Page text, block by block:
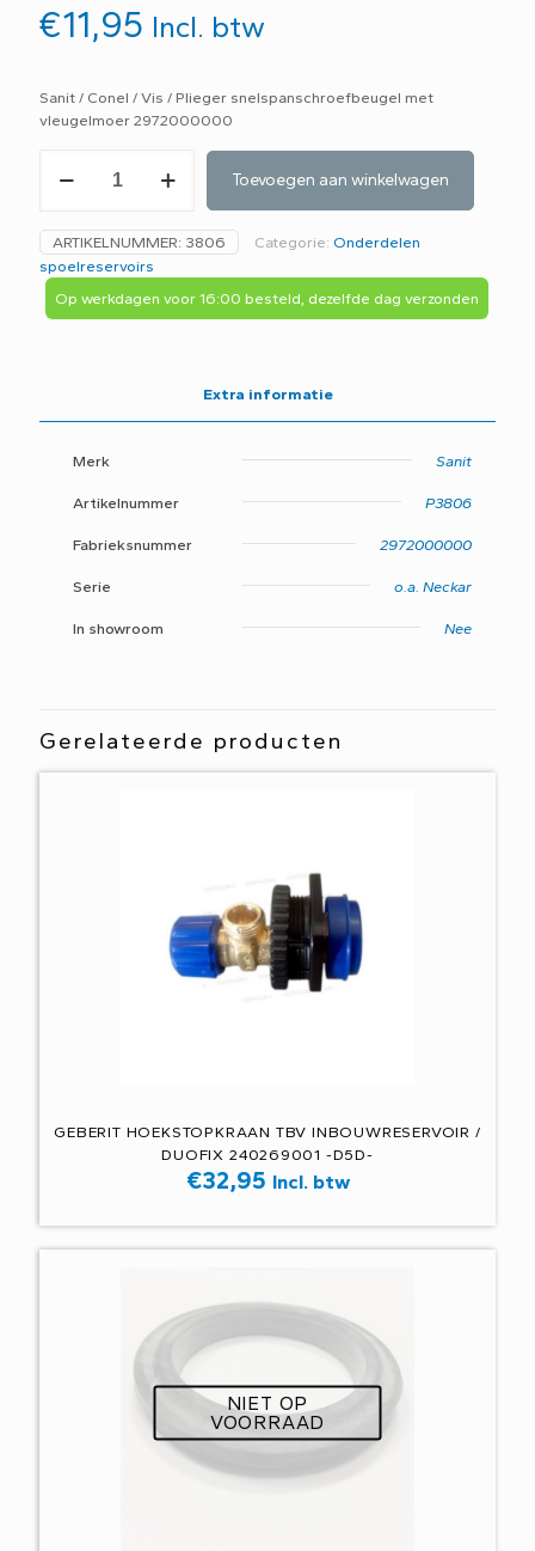
€11,95 Incl. btw
Sanit / Conel / Vis / Plieger snelspanschroefbeugel met
vleugelmoer 2972000000
snelspanschroefbeugel
-
D3H-
aantal
Toevoegen aan winkelwagen
ARTIKELNUMMER: 3806 Categorie: Onderdelen
spoelreservoirs
Op werkdagen voor 16:00 besteld, dezelfde dag verzonden
Extra informatie
Merk Sanit
Artikelnummer P3806
Fabrieksnummer 2972000000
Serie o.a. Neckar
In showroom Nee
Gerelateerde producten
GEBERIT HOEKSTOPKRAAN TBV INBOUWRESERVOIR /
DUOFIX 240269001 -D5D-
€32,95 Incl. btw
NIET OP
VOORRAAD